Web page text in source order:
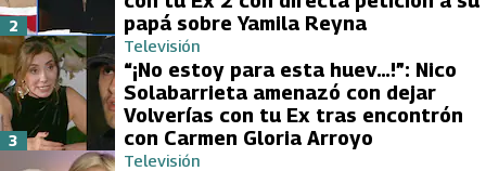
papá sobre Yamila Reyna
2
Televisión
“¡No estoy para esta huev…!”: Nico
Solabarrieta amenazó con dejar
Volverías con tu Ex tras encontrón
con Carmen Gloria Arroyo
3
Televisión